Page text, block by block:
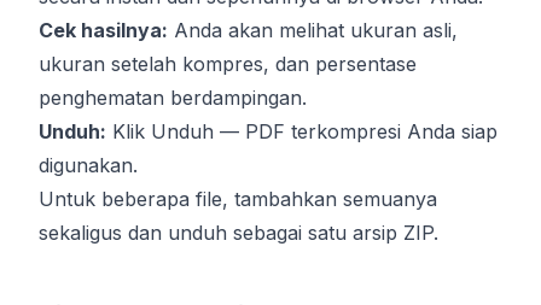
Cek hasilnya: Anda akan melihat ukuran asli,
ukuran setelah kompres, dan persentase
penghematan berdampingan.
Unduh: Klik Unduh — PDF terkompresi Anda siap
digunakan.
Untuk beberapa file, tambahkan semuanya
sekaligus dan unduh sebagai satu arsip ZIP.